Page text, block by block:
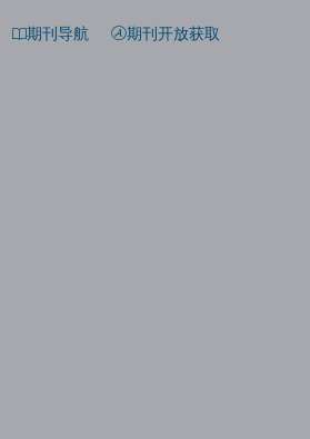
期刊导航 期刊开放获取